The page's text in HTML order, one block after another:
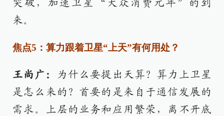
突破，加速卫星“大众消费元年”的到
来。
焦点5：算力跟着卫星“上天”有何用处？
王尚广：
为什么要提出天算？算力上卫星
是怎么来的？首要的是来自于通信发展的
需求。上层的业务和应用繁荣，离不开底